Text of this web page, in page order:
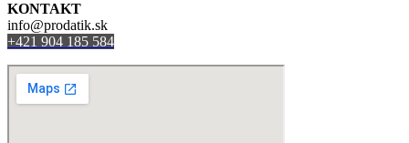
KONTAKT
info@prodatik.sk
+421 904 185 584